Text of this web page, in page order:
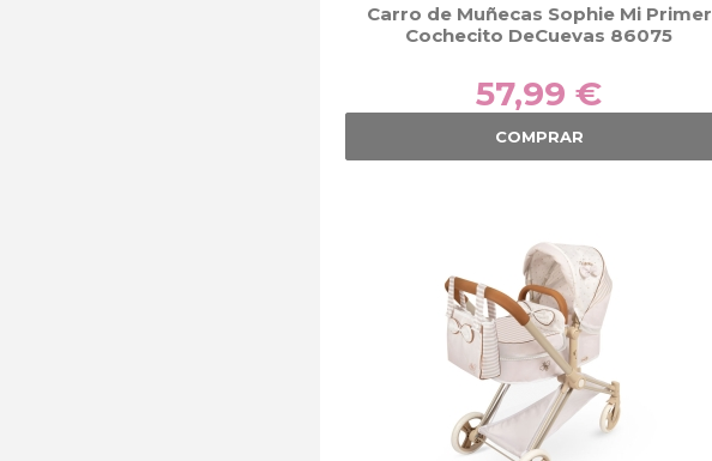
Carro de Muñecas Sophie Mi Primer
Cochecito DeCuevas 86075
57,99 €
COMPRAR